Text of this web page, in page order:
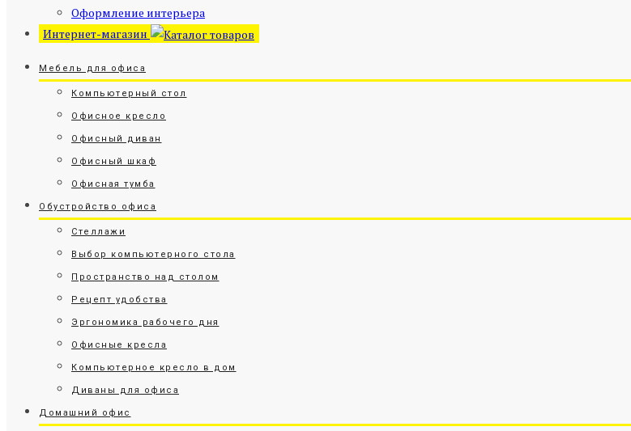
Оформление интерьера
Интернет-магазин
Мебель для офиса
Компьютерный стол
Офисное кресло
Офисный диван
Офисный шкаф
Офисная тумба
Обустройство офиса
Стеллажи
Выбор компьютерного стола
Пространство над столом
Рецепт удобства
Эргономика рабочего дня
Офисные кресла
Компьютерное кресло в дом
Диваны для офиса
Домашний офис